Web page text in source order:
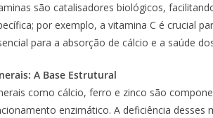
são catalisadores biológicos,
por exemplo, a vitamina C é crucial
para a absorção de cálcio e a saúde
A Base Estrutural
como cálcio, ferro e zinco são
enzimático. A deficiência desses